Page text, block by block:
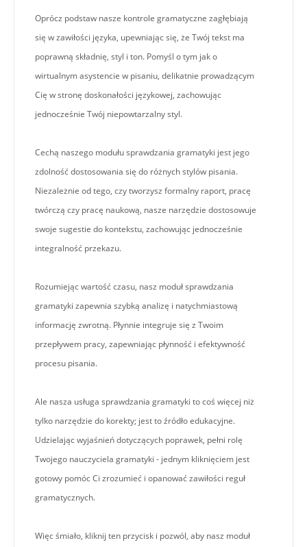
Oprócz podstaw nasze kontrole gramatyczne zagłębiają
się w zawiłości języka, upewniając się, że Twój tekst ma
poprawną składnię, styl i ton. Pomyśl o tym jak o
wirtualnym asystencie w pisaniu, delikatnie prowadzącym
Cię w stronę doskonałości językowej, zachowując
jednocześnie Twój niepowtarzalny styl.
Cechą naszego modułu sprawdzania gramatyki jest jego
zdolność dostosowania się do różnych stylów pisania.
Niezależnie od tego, czy tworzysz formalny raport, pracę
twórczą czy pracę naukową, nasze narzędzie dostosowuje
swoje sugestie do kontekstu, zachowując jednocześnie
integralność przekazu.
Rozumiejąc wartość czasu, nasz moduł sprawdzania
gramatyki zapewnia szybką analizę i natychmiastową
informację zwrotną. Płynnie integruje się z Twoim
przepływem pracy, zapewniając płynność i efektywność
procesu pisania.
Ale nasza usługa sprawdzania gramatyki to coś więcej niż
tylko narzędzie do korekty; jest to źródło edukacyjne.
Udzielając wyjaśnień dotyczących poprawek, pełni rolę
Twojego nauczyciela gramatyki - jednym kliknięciem jest
gotowy pomóc Ci zrozumieć i opanować zawiłości reguł
gramatycznych.
Więc śmiało, kliknij ten przycisk i pozwól, aby nasz moduł